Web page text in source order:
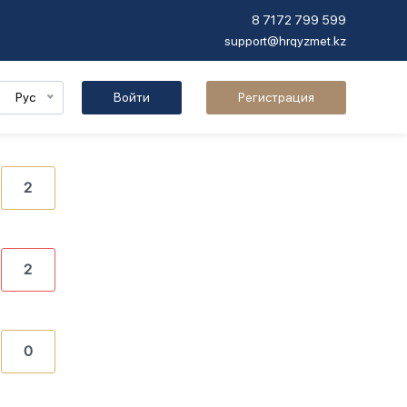
8 7172 799 599
support@hrqyzmet.kz
Рус Войти Регистрация
2
2
0